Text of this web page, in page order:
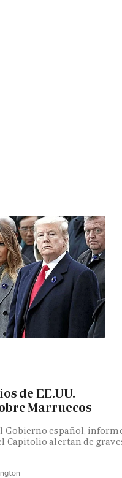
de EE.UU.
Marruecos
Gobierno español,
Capitolio alertan de